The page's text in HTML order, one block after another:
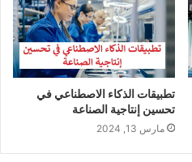
تطبيقات الذكاء الاصطناعي في
تحسين إنتاجية الصناعة
مارس 13, 2024